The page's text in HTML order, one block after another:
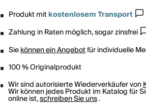
Produkt mitkostenlosem Transport
Zahlung in Raten möglich, sogar zinsfrei
Siekönnen ein Angebotfür individuelle
100 % Originalprodukt
Wir sind autorisierte Wiederverkäufer von
Wir können jedes Produkt im Katalog für
online ist,schreiben Sie uns.